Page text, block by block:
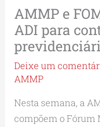
AMMP e
ADI para
Deixe um
AMMP
Nesta semana, a
compõem o Fórum